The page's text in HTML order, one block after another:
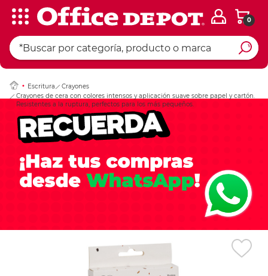
0
Escritura
Crayones
Crayones de cera con colores intensos y aplicación suave sobre papel y cartón.
Resistentes a la ruptura, perfectos para los más pequeños.
Ingresar Codigo